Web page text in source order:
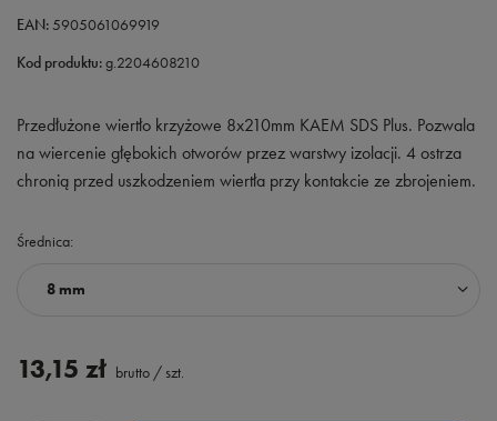
EAN:5905061069919
Kod produktu:g.2204608210
Przedłużone wiertło krzyżowe 8x210mm KAEM SDS Plus. Pozwala
na wiercenie głębokich otworów przez warstwy izolacji. 4 ostrza
chronią przed uszkodzeniem wiertła przy kontakcie ze zbrojeniem.
Średnica
8 mm
13,15 zł brutto / szt.